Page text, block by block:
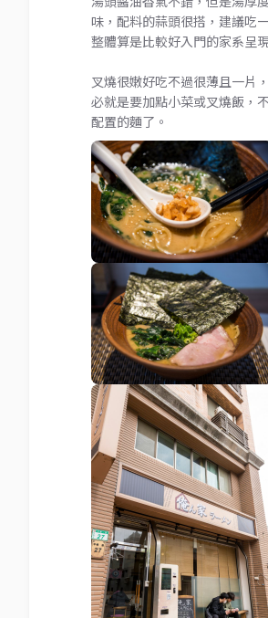
味，配料的蒜頭很搭，建議吃
整體算是比較好入門的家系呈
叉燒很嫩好吃不過很薄且一片
必就是要加點小菜或叉燒飯，
配置的麵了。